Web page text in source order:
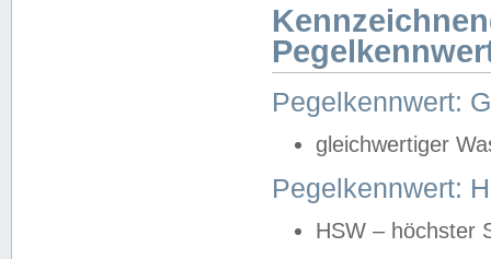
Pegelkennwert:
gleichwertiger
Pegelkennwert:
HSW – höchster